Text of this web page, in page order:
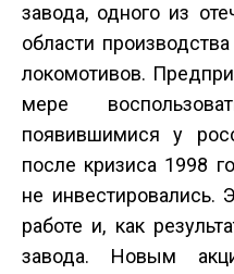
завода, одного из
области
локомотивов.
мере
появившимися у
после кризиса 1998
не инвестировались.
работе и, как
завода. Новым